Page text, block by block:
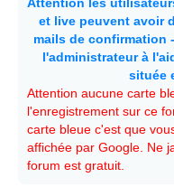
Attention les
et live peuvent avoir
mails de confirmation
l'administrateur à
située
Attention aucune carte
l'enregistrement sur ce
carte bleue c'est que
affichée par Google. Ne
forum est gratuit.